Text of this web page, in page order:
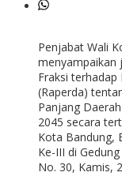
Penjabat Wali
menyampaikan
Fraksi terhadap
(Raperda)
Panjang
2045 secara
Kota Bandung,
Ke-III di
No. 30, Kamis,